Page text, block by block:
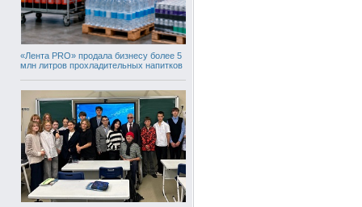
«Лента PRO» продала бизнесу более 5
млн литров прохладительных напитков